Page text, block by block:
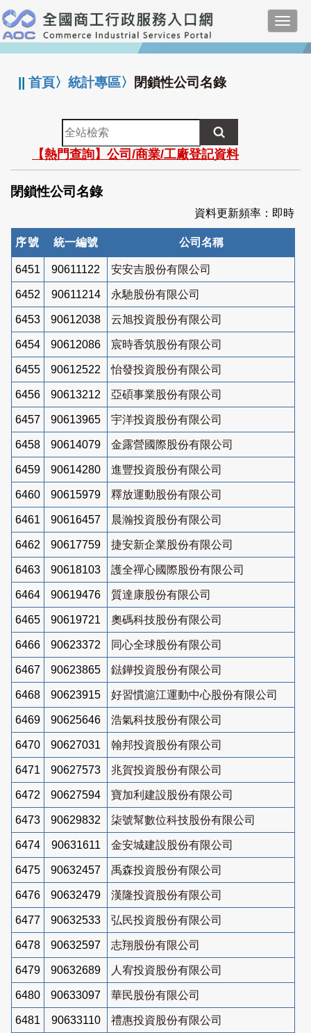
跳
到
主
要
:::
||首頁〉統計專區〉 閉鎖性公司名錄
全
站
檢
索
【熱門查詢】公司/商業/工廠登記資料
閉鎖性公司名錄
資料更新頻率：即時
序號 統一編號 公司名稱
6451 90611122 安安吉股份有限公司
6452 90611214 永馳股份有限公司
6453 90612038 云旭投資股份有限公司
6454 90612086 宸時香筑股份有限公司
6455 90612522 怡發投資股份有限公司
6456 90613212 亞碩事業股份有限公司
6457 90613965 宇洋投資股份有限公司
6458 90614079 金露營國際股份有限公司
6459 90614280 進豐投資股份有限公司
6460 90615979 釋放運動股份有限公司
6461 90616457 晨瀚投資股份有限公司
6462 90617759 捷安新企業股份有限公司
6463 90618103 護全禪心國際股份有限公司
6464 90619476 質達康股份有限公司
6465 90619721 奧碼科技股份有限公司
6466 90623372 同心全球股份有限公司
6467 90623865 鍅鏵投資股份有限公司
6468 90623915 好習慣滬江運動中心股份有限公司
6469 90625646 浩氣科技股份有限公司
6470 90627031 翰邦投資股份有限公司
6471 90627573 兆賀投資股份有限公司
6472 90627594 寶加利建設股份有限公司
6473 90629832 柒號幫數位科技股份有限公司
6474 90631611 金安城建設股份有限公司
6475 90632457 禹森投資股份有限公司
6476 90632479 漢隆投資股份有限公司
6477 90632533 弘民投資股份有限公司
6478 90632597 志翔股份有限公司
6479 90632689 人宥投資股份有限公司
6480 90633097 華民股份有限公司
6481 90633110 禮惠投資股份有限公司